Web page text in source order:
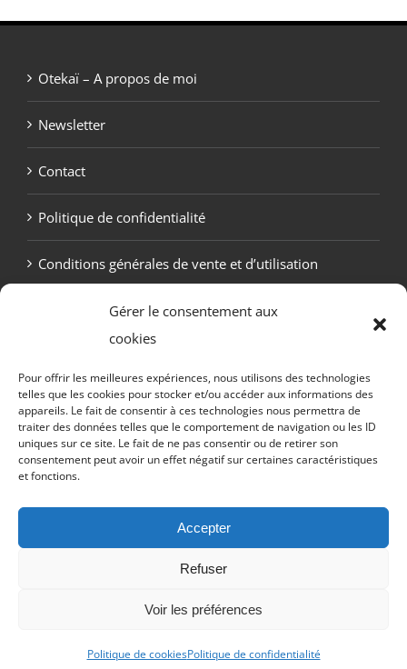
Gérer le consentement aux
cookies
Pour offrir les meilleures expériences, nous utilisons des technologies
telles que les cookies pour stocker et/ou accéder aux informations des
appareils. Le fait de consentir à ces technologies nous permettra de
traiter des données telles que le comportement de navigation ou les ID
uniques sur ce site. Le fait de ne pas consentir ou de retirer son
consentement peut avoir un effet négatif sur certaines caractéristiques
et fonctions.
Accepter
Refuser
Voir les préférences
Politique de cookiesPolitique de confidentialité
Otekaï – A propos de moi
Newsletter
Contact
Politique de confidentialité
Conditions générales de vente et d’utilisation
Politique de cookies (UE)
DiscordX